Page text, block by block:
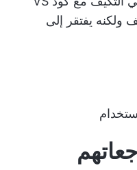
ولكنه يفتقر إلى